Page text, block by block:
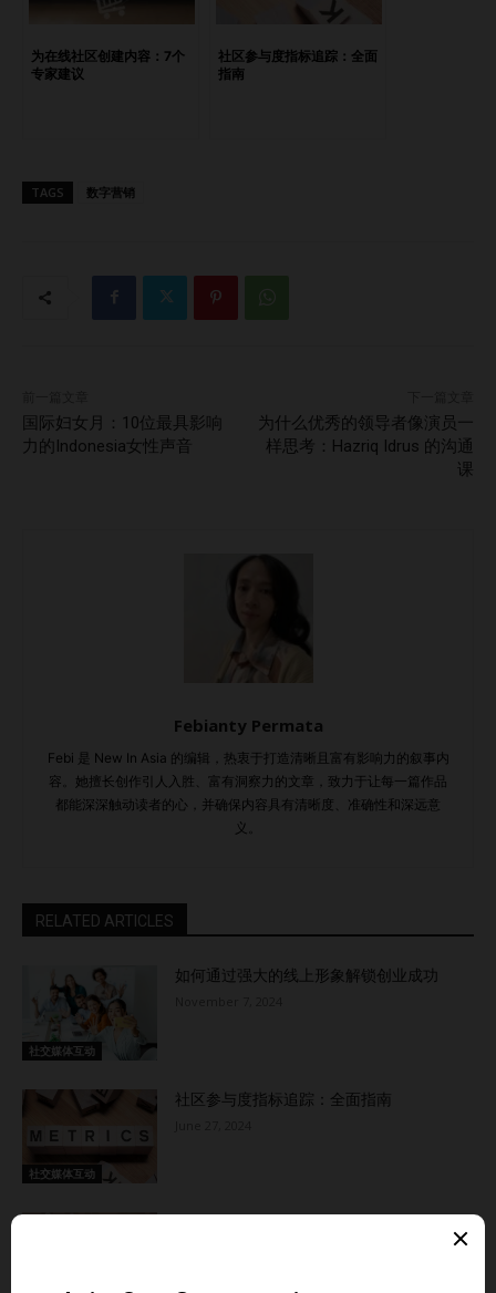
由AI驱动的个性化客服，都能建立更深层次的情感连接。 4.
容“轰炸”。个性化策略能帮助品牌在信息洪流中脱颖而出，只
告的表现则截然不同。如今，像 Facebook 和 Instagram 这
降低广告成本。 6. 用户停留时间延长 用户若看到真正感兴趣
的内容，自然会花更多时间深入阅读或观看。这可能是观看长
看看企业如何将其有效融入社交媒体策略。 1. 利用数据深入了
解受众 通过分析工具追踪用户的行为模式、人口画像和互动
数据。比如使用 Facebook Insights、Instagram Analytics、
龄、地域、兴趣爱好和消费习惯将受众划分为不同群体，为每
一类群体定制内容，提升相关性和触达效果。 3. 运用人工智
能与机器学习 AI工具可以通过分析用户过往行为，预测未来偏
好。TikTok、YouTube、Instagram 等平台早已通过算法，根
据用户的兴趣推荐最可能引起互动的内容。 4. 使用动态内容
容，根据用户互动自动调整显示内容。通过个性化广告投放，
让用户看到与自己浏览历史和兴趣高度匹配的信息。…
为在线社区创建内容：7个
专家建议
社区参与度指标追踪：全面
指南
TAGS 数字营销
国际妇女月：10位最具影响
力的Indonesia女性声音
为什么优秀的领导者像演员一
样思考：Hazriq Idrus 的沟通
课
Febianty Permata
Febi 是 New In Asia 的编辑，热衷于打造清晰且富有影响力的叙事内
容。她擅长创作引人入胜、富有洞察力的文章，致力于让每一篇作品
都能深深触动读者的心，并确保内容具有清晰度、准确性和深远意
义。
RELATED ARTICLES
社交媒体互动
如何通过强大的线上形象解锁创业成功
社交媒体互动
社区参与度指标追踪：全面指南